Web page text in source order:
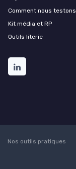
Comment nous testons
Kit média et RP
Outils literie
Nos outils pratiques